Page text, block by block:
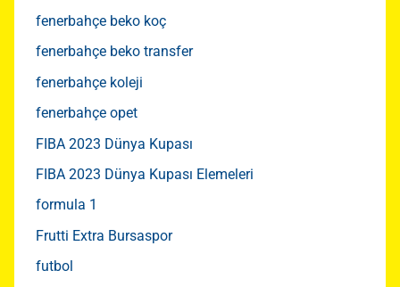
fenerbahçe beko koç
fenerbahçe beko transfer
fenerbahçe koleji
fenerbahçe opet
FIBA 2023 Dünya Kupası
FIBA 2023 Dünya Kupası Elemeleri
formula 1
Frutti Extra Bursaspor
futbol